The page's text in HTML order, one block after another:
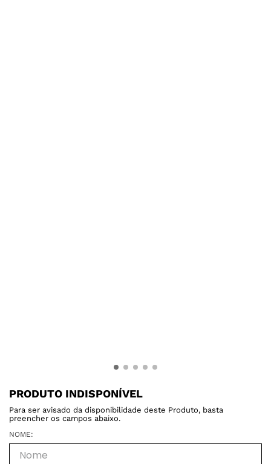
PRODUTO INDISPONÍVEL
Para ser avisado da disponibilidade deste Produto, basta
preencher os campos abaixo.
NOME: